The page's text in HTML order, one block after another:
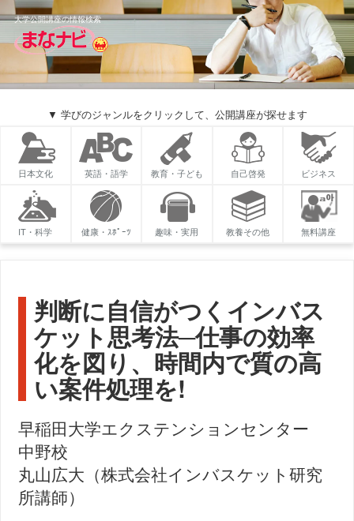
大学公開講座の情報検索
▼ 学びのジャンルをクリックして、公開講座が探せます
日本文化 英語・語学 教育・子ども 自己啓発 ビジネス
IT・科学 健康・ｽﾎﾟｰﾂ 趣味・実用 教養その他 無料講座
判断に自信がつくインバス
ケット思考法─仕事の効率
化を図り、時間内で質の高
い案件処理を!
早稲田大学エクステンションセンター
中野校
丸山広大（株式会社インバスケット研究
所講師）